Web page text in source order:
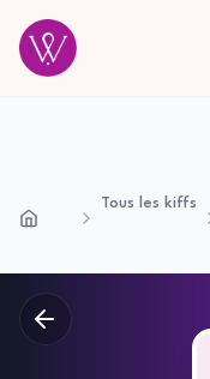
Accueil
Tous les kiffs